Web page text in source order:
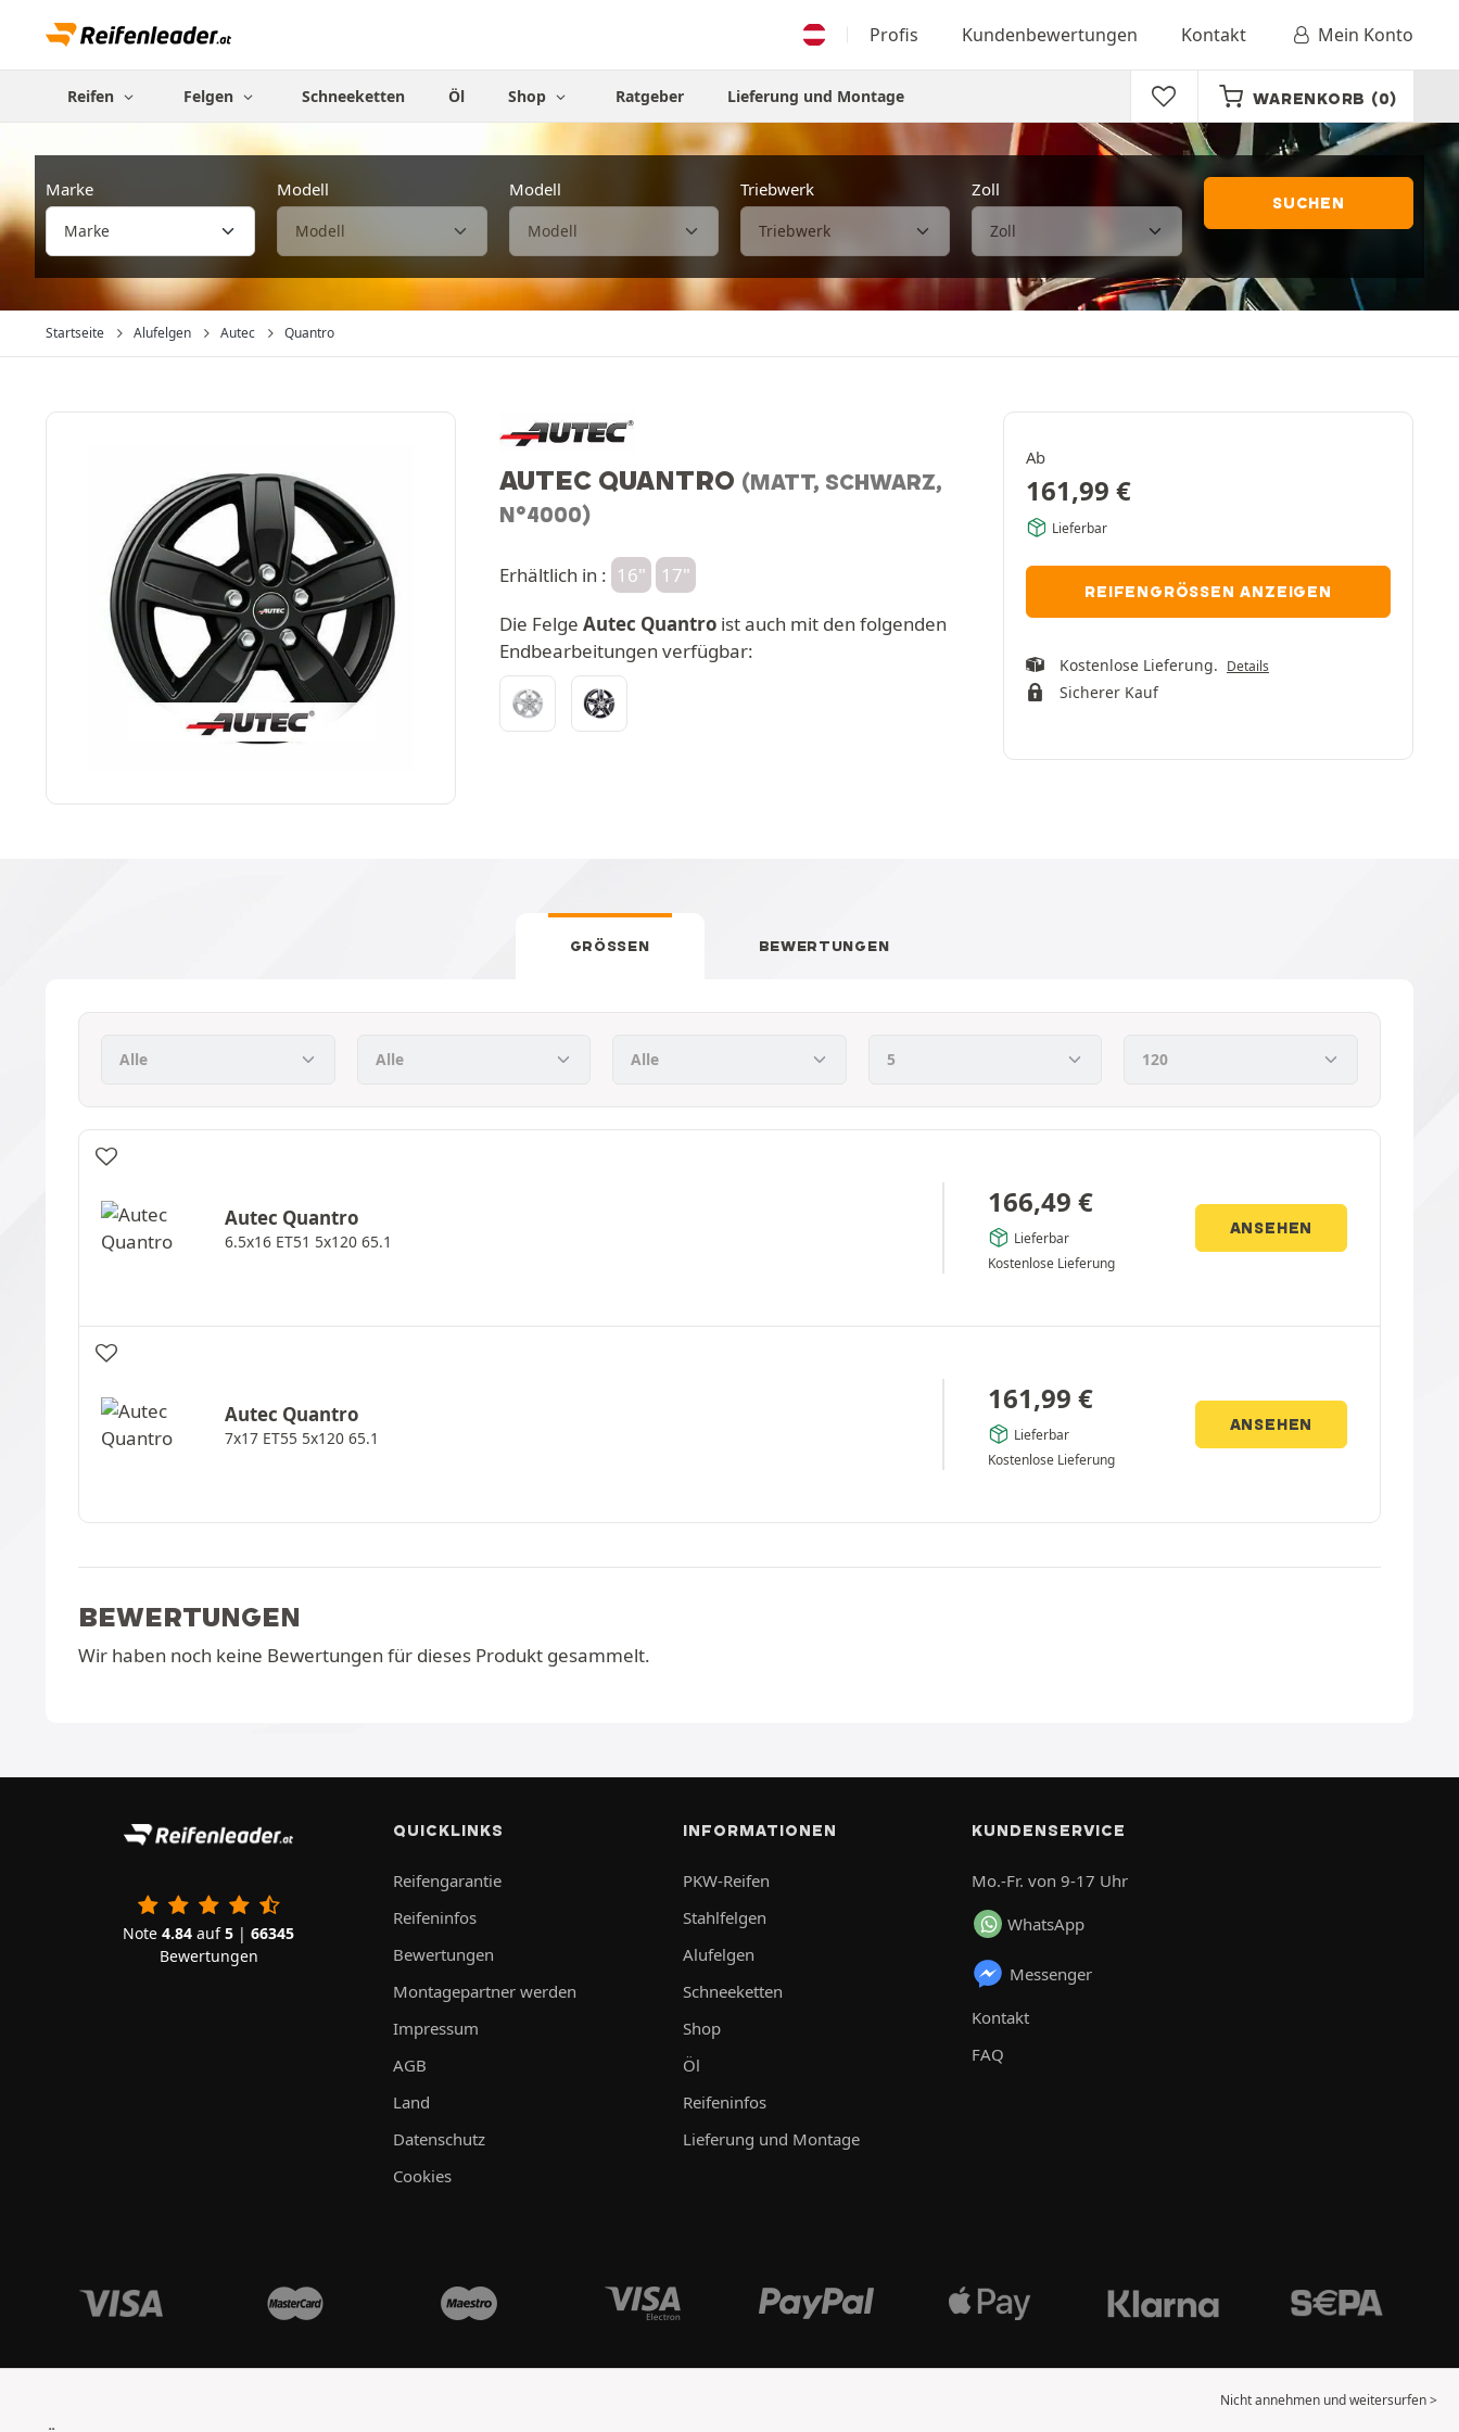
Profis Kundenbewertungen Kontakt Mein Konto
Reifen Felgen Schneeketten Öl Shop Ratgeber Lieferung und Montage WARENKORB (0)
Marke Modell Modell Triebwerk Zoll
SUCHEN
Startseite Alufelgen Autec Quantro
AUTEC QUANTRO (MATT, SCHWARZ,
N°4000)
Erhältlich in : 16"
17"
Die Felge Autec Quantro ist auch mit den folgenden
Endbearbeitungen verfügbar:
Ab
161,99 €
Lieferbar
REIFENGRÖSSEN ANZEIGEN
Kostenlose Lieferung. Details
Sicherer Kauf
GRÖSSEN BEWERTUNGEN
Autec Quantro
6.5x16 ET51 5x120 65.1
166,49 €
Lieferbar
Kostenlose Lieferung
ANSEHEN
Autec Quantro
7x17 ET55 5x120 65.1
161,99 €
Lieferbar
Kostenlose Lieferung
ANSEHEN
BEWERTUNGEN
Wir haben noch keine Bewertungen für dieses Produkt gesammelt.
Note 4.84 auf5 | 66345
Bewertungen
QUICKLINKS
Reifengarantie
Reifeninfos
Bewertungen
Montagepartner werden
Impressum
AGB
Land
Datenschutz
Cookies
INFORMATIONEN
PKW-Reifen
Stahlfelgen
Alufelgen
Schneeketten
Shop
Öl
Reifeninfos
Lieferung und Montage
KUNDENSERVICE
Mo.-Fr. von 9-17 Uhr
WhatsApp
Messenger
Kontakt
FAQ
Nicht annehmen und weitersurfen >